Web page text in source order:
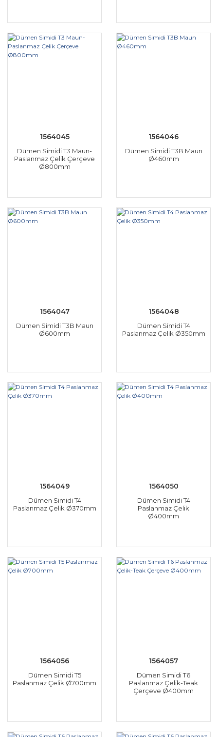
1564045
Dümen Simidi T3 Maun-
Paslanmaz Çelik Çerçeve
Ø800mm
1564046
Dümen Simidi T3B Maun
Ø460mm
1564047
Dümen Simidi T3B Maun
Ø600mm
1564048
Dümen Simidi T4
Paslanmaz Çelik Ø350mm
1564049
Dümen Simidi T4
Paslanmaz Çelik Ø370mm
1564050
Dümen Simidi T4
Paslanmaz Çelik
Ø400mm
1564056
Dümen Simidi T5
Paslanmaz Çelik Ø700mm
1564057
Dümen Simidi T6
Paslanmaz Çelik-Teak
Çerçeve Ø400mm